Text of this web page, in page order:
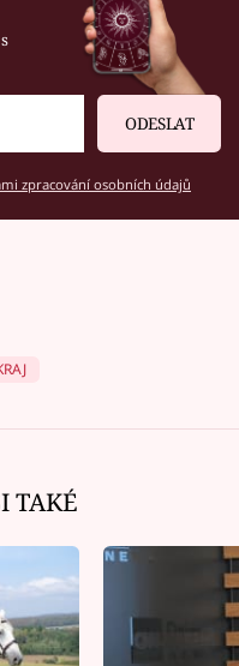
ODESLAT
zpracování osobních údajů
TAKÉ